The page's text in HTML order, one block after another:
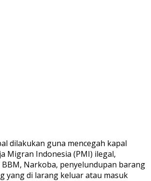
dilakukan guna mencegah kapal
Migran Indonesia (PMI) ilegal,
Narkoba, penyelundupan barang
yang di larang keluar atau masuk